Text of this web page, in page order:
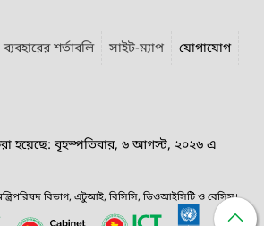
ব্যবহারের শর্তাবলি সাইট-ম্যাপ
যোগাযোগ
হয়েছে: বৃহস্পতিবার, ৬ আগস্ট, ২০২৬ এ
বিভাগ, এটুআই, বিসিসি, ডিওআইসিটি ও বেসিস।